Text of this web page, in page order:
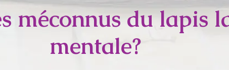
méconnus du lapis
mentale?